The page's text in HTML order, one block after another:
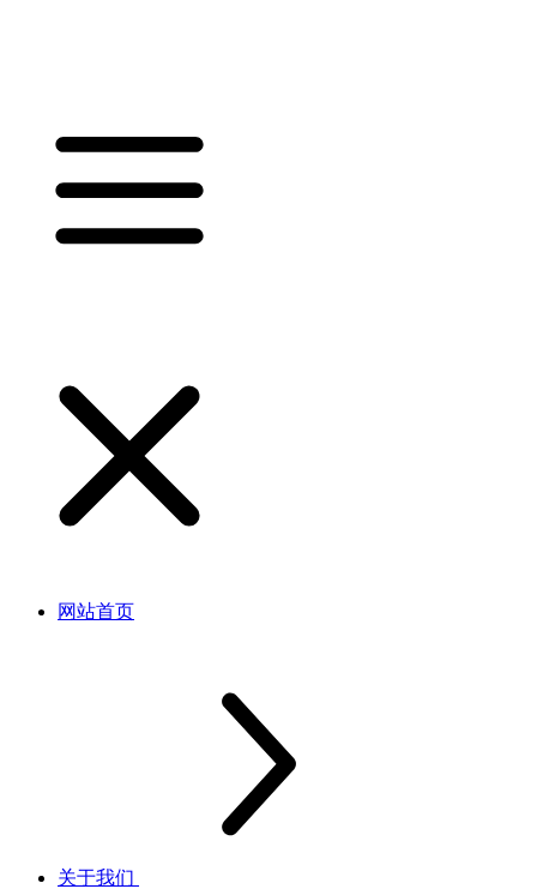
网站首页
关于我们